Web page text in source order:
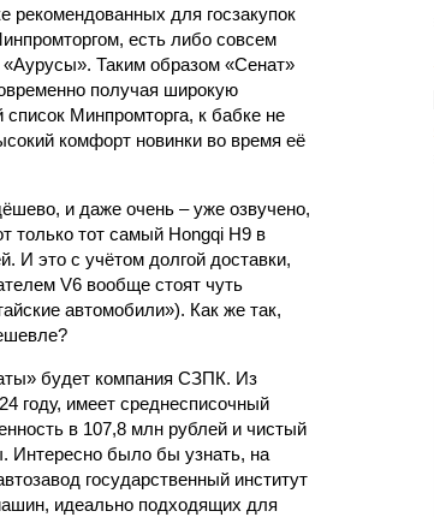
рекомендованных для госзакупок
есть либо совсем
Таким образом «Сенат»
получая широкую
список Минпромторга, к бабке не
комфорт новинки во время её
и даже очень – уже озвучено,
только тот самый Hongqi H9 в
И это с учётом долгой доставки,
V6 вообще стоят чуть
автомобили»). Как же так,
будет компания СЗПК. Из
году, имеет среднесписочный
в 107,8 млн рублей и чистый
Интересно было бы узнать, на
государственный институт
идеально подходящих для